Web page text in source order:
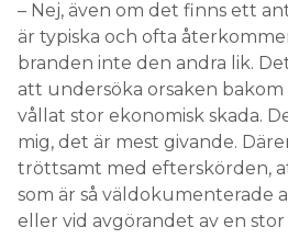
– Nej, även om det finns ett
är typiska och ofta
branden inte den andra lik.
att undersöka orsaken
vållat stor ekonomisk skada.
mig, det är mest givande.
tröttsamt med efterskörden,
som är så väldokumenterade
eller vid avgörandet av en stor